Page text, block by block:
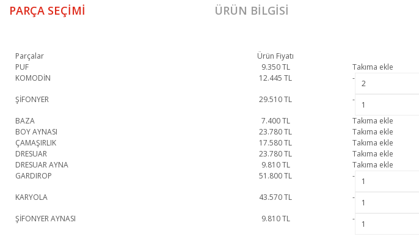
PARÇA SEÇIMI ÜRÜN BILGISI
Parçalar Ürün Fiyatı
PUF
9.350TL Takıma ekle
KOMODİN
12.445 TL -
ŞİFONYER 29.510TL -
BAZA 7.400TL Takıma ekle
BOY AYNASI
23.780TL Takıma ekle
ÇAMAŞIRLIK
17.580TL Takıma ekle
DRESUAR
23.780TL Takıma ekle
DRESUAR AYNA
9.810TL Takıma ekle
GARDIROP
51.800TL -
KARYOLA 43.570TL -
ŞİFONYER AYNASI 9.810TL -